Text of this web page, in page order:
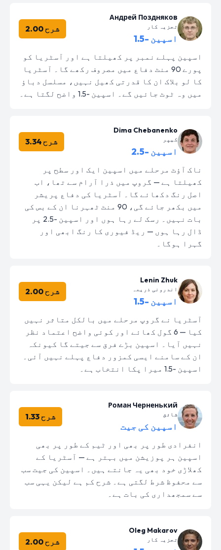
Андрей Поздняков
تجزیہ کار
اسپین -1.5
شرح 2.00
اسپین پہلے نمبر پر کھیلتا ہے اور آسٹریا کو
پورے 90 منٹ دفاع میں مصروف رکھے گا۔ آسٹریا
کا لو بلاک ان کا قدرتی کھیل نہیں، مسلسل دباؤ
میں وہ ٹوٹ جائیں گے۔ اسپین -1.5 واضح لگتا ہے۔
Dima Chebanenko
کیپر
اسپین -2.5
شرح 3.34
ناک آؤٹ مرحلے میں اسپین ایک اور سطح پر
کھیلتا ہے — گروپ میں ذرا آرام سے تھا، اب
اصل رنگ دکھائے گا۔ آسٹریا کی دفاع پریشر
میں بکھر جائے گی، 90 منٹ ٹھہرنا ان کے بس کی
بات نہیں۔ رسک لے رہا ہوں اور اسپین -2.5 پر
ڈال رہا ہوں — ریڈ فیوری کا رنگ ابھی اور
گہرا ہوگا۔
Lenin Zhuk
اندرونی ذریعہ
اسپین -1.5
شرح 2.00
آسٹریا نے گروپ مرحلے میں بالکل متاثر نہیں
کیا — 6 گول کھائے اور کوئی واضح اعتماد نظر
نہیں آیا۔ اسپین بڑے فرق سے جیتے گا کیونکہ
ان کے سامنے ایسی کمزور دفاع پہلے نہیں آئی۔
اسپین -1.5 میرا پکا انتخاب ہے۔
Роман Черненький
شائق
اسپین کی جیت
شرح 1.33
انفرادی طور پر بھی اور ٹیم کے طور پر بھی
اسپین ہر پوزیشن میں بہتر ہے — آسٹریا کے
کھلاڑی خود بھی یہ جانتے ہیں۔ اسپین کی جیت سب
سے محفوظ شرط لگتی ہے۔ شرح کم ہے لیکن یہی سب
سے سمجھداری کی بات ہے۔
Oleg Makarov
تجزیہ کار شرح 2.00